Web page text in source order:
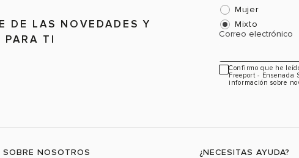
DE LAS NOVEDADES Y
PARA TI
Mujer
Mixto
Correo electrónico
Confirmo que he
Freeport - Ensenada
información sobre
SOBRE NOSOTROS ¿NECESITAS AYUDA?